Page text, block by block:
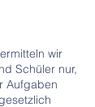
wir
Schüler nur,
Aufgaben